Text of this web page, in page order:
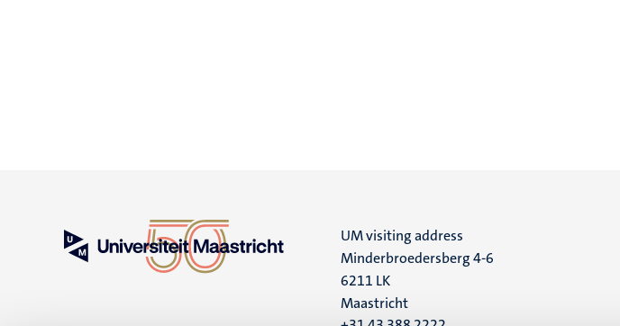
UM visiting address
Minderbroedersberg 4-6
6211 LK
Maastricht